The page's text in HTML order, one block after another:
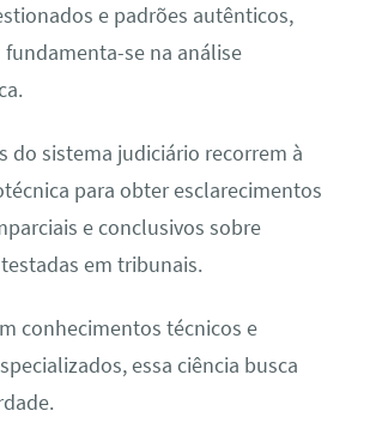
e padrões autênticos,
fundamenta-se na análise
do sistema judiciário recorrem à
para obter esclarecimentos
e conclusivos sobre
em tribunais.
conhecimentos técnicos e
essa ciência busca